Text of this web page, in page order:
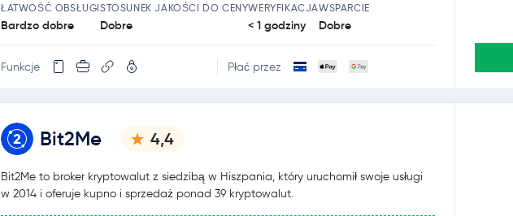
ŁATWOŚĆ OBSŁUGI
Bardzo dobre
STOSUNEK JAKOŚCI DO CENY
Dobre
WERYFIKACJA
< 1 godziny
WSPARCIE
Dobre
Funkcje Płać przez
Bit2Me 4,4
Bit2Me to broker kryptowalut z siedzibą w Hiszpania, który uruchomił swoje usługi
w 2014 i oferuje kupno i sprzedaż ponad 39 kryptowalut.